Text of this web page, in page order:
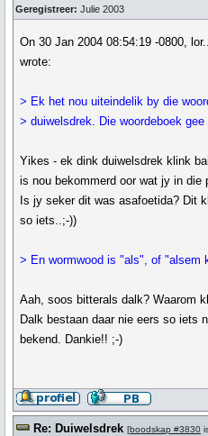
Geregistreer: Julie 2003
On 30 Jan 2004 08:54:19 -0800,
wrote:
> Ek het nou uiteindelik by die
> duiwelsdrek. Die woordeboek
Yikes - ek dink duiwelsdrek klink
is nou bekommerd oor wat jy in die
Is jy seker dit was asafoetida? Dit
so iets..;-))
> En wormwood is "als", of "alsem
Aah, soos bitterals dalk? Waarom
Dalk bestaan daar nie eers so iets
bekend. Dankie!! ;-)
Re: Duiwelsdrek [boodskap #3830